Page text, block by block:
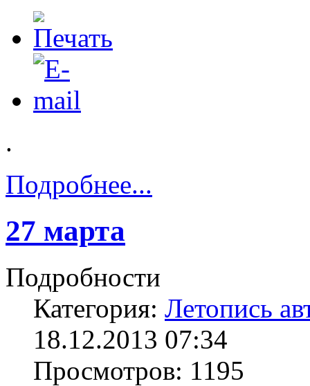
.
Подробнее...
27 марта
Подробности
Категория: Летопись
18.12.2013 07:34
Просмотров: 1195